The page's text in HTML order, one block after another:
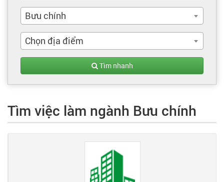
Việc làm mới nhất
Tìm việc làm
Tạo hồ sơ
Cẩm nang việc làm
Bạn cần tuyển người
Bưu chính
Chọn địa điểm
Tìm nhanh
Tìm việc làm ngành Bưu chính